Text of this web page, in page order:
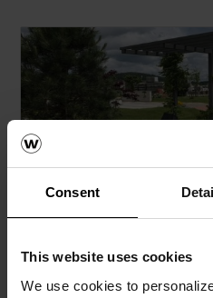
Consent
This website uses cookies
We use cookies to
Naručite